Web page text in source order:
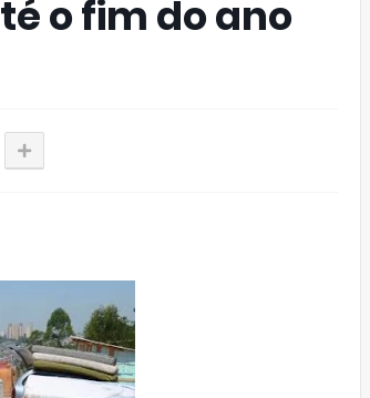
o fim do ano